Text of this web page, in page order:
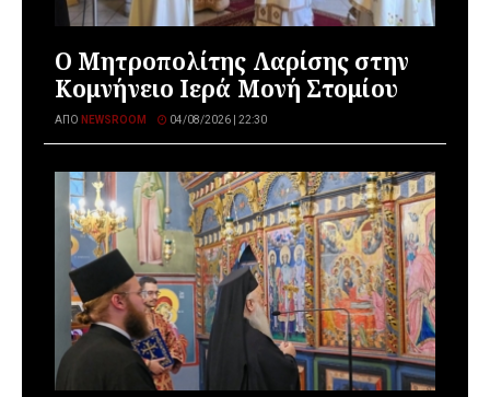
Ο Μητροπολίτης Λαρίσης στην
Κομνήνειο Ιερά Μονή Στομίου
ΑΠΌ NEWSROOM 04/08/2026 | 22:30